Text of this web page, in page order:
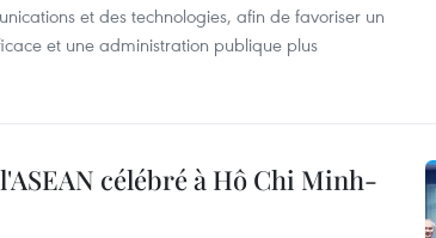
et des technologies, afin de favoriser un
et une administration publique plus
célébré à Hô Chi Minh-